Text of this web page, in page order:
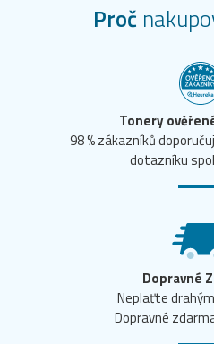
Proč
Tonery
98 % zákazníků
dotazníku
Dopravné
Neplaťte
Dopravné